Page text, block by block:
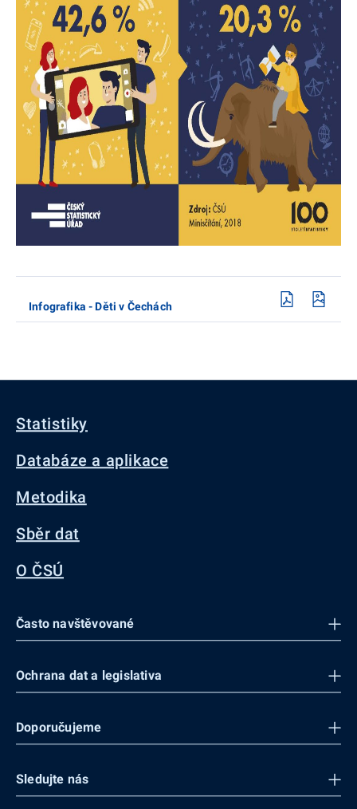
Infografika - Děti v Čechách
Statistiky
Databáze a aplikace
Metodika
Sběr dat
O ČSÚ
Často navštěvované
Ochrana dat a legislativa
Doporučujeme
Sledujte nás